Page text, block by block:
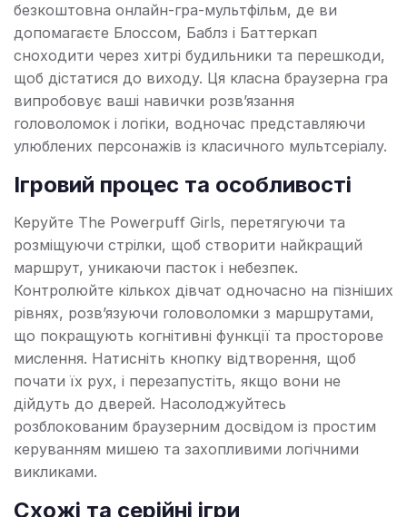
безкоштовна онлайн-гра-мультфільм, де ви
допомагаєте Блоссом, Баблз і Баттеркап
сноходити через хитрі будильники та перешкоди,
щоб дістатися до виходу. Ця класна браузерна гра
випробовує ваші навички розв’язання
головоломок і логіки, водночас представляючи
улюблених персонажів із класичного мультсеріалу.
Ігровий процес та особливості
Керуйте The Powerpuff Girls, перетягуючи та
розміщуючи стрілки, щоб створити найкращий
маршрут, уникаючи пасток і небезпек.
Контролюйте кількох дівчат одночасно на пізніших
рівнях, розв’язуючи головоломки з маршрутами,
що покращують когнітивні функції та просторове
мислення. Натисніть кнопку відтворення, щоб
почати їх рух, і перезапустіть, якщо вони не
дійдуть до дверей. Насолоджуйтесь
розблокованим браузерним досвідом із простим
керуванням мишею та захопливими логічними
викликами.
Схожі та серійні ігри